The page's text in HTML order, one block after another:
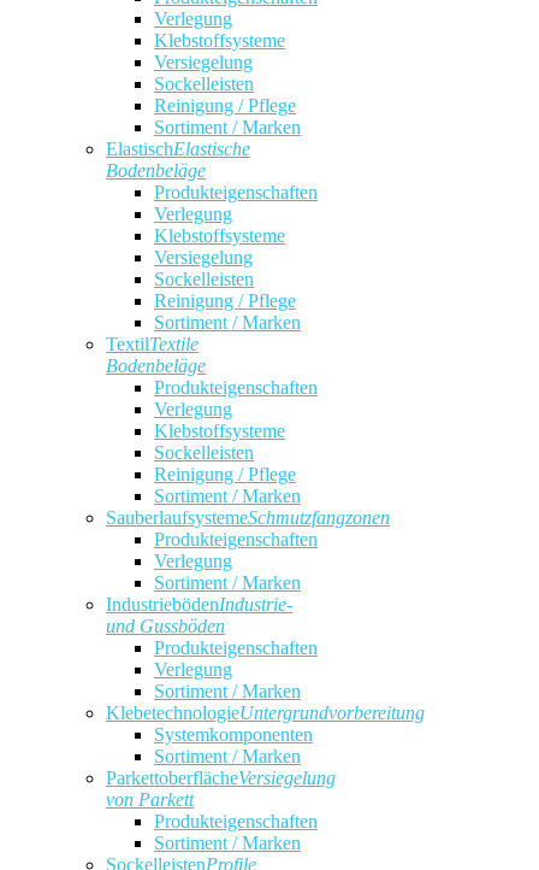
Verlegung
Klebstoffsysteme
Versiegelung
Sockelleisten
Reinigung / Pflege
Sortiment / Marken
ElastischElastische
Bodenbeläge
Produkteigenschaften
Verlegung
Klebstoffsysteme
Versiegelung
Sockelleisten
Reinigung / Pflege
Sortiment / Marken
TextilTextile
Bodenbeläge
Produkteigenschaften
Verlegung
Klebstoffsysteme
Sockelleisten
Reinigung / Pflege
Sortiment / Marken
SauberlaufsystemeSchmutzfangzonen
Produkteigenschaften
Verlegung
Sortiment / Marken
IndustriebödenIndustrie-
und Gussböden
Produkteigenschaften
Verlegung
Sortiment / Marken
KlebetechnologieUntergrundvorbereitung
Systemkomponenten
Sortiment / Marken
ParkettoberflächeVersiegelung
von Parkett
Produkteigenschaften
Sortiment / Marken
SockelleistenProfile